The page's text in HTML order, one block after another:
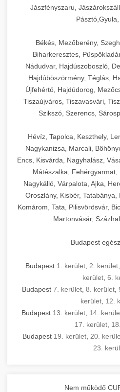
Jászfényszaru,
Békés, Mezőberény,
Biharkeresztes,
Nádudvar, Hajdúszoboszló,
Hajdúböszörmény, Téglás,
Újfehértó, Hajdúdorog,
Tiszaújváros, Tiszavasvári,
Szikszó, Szerencs,
Hévíz, Tapolca, Keszthely,
Nagykanizsa, Marcali,
Encs, Kisvárda, Nagyhalász,
Mátészalka, Fehérgyarmat,
Nagykálló, Várpalota, Ajka,
Oroszlány, Kisbér, Tatabánya,
Komárom, Tata, Pilisvörösvár,
Martonvásár,
Budapest
Budapest 1. kerület 2. kerület
kerület 6.
Budapest 7. kerület, 8. kerület,
kerület 12.
Budapest 13. kerület 14.
17. kerület
Budapest 19. kerület 20.
23.
Nem működő